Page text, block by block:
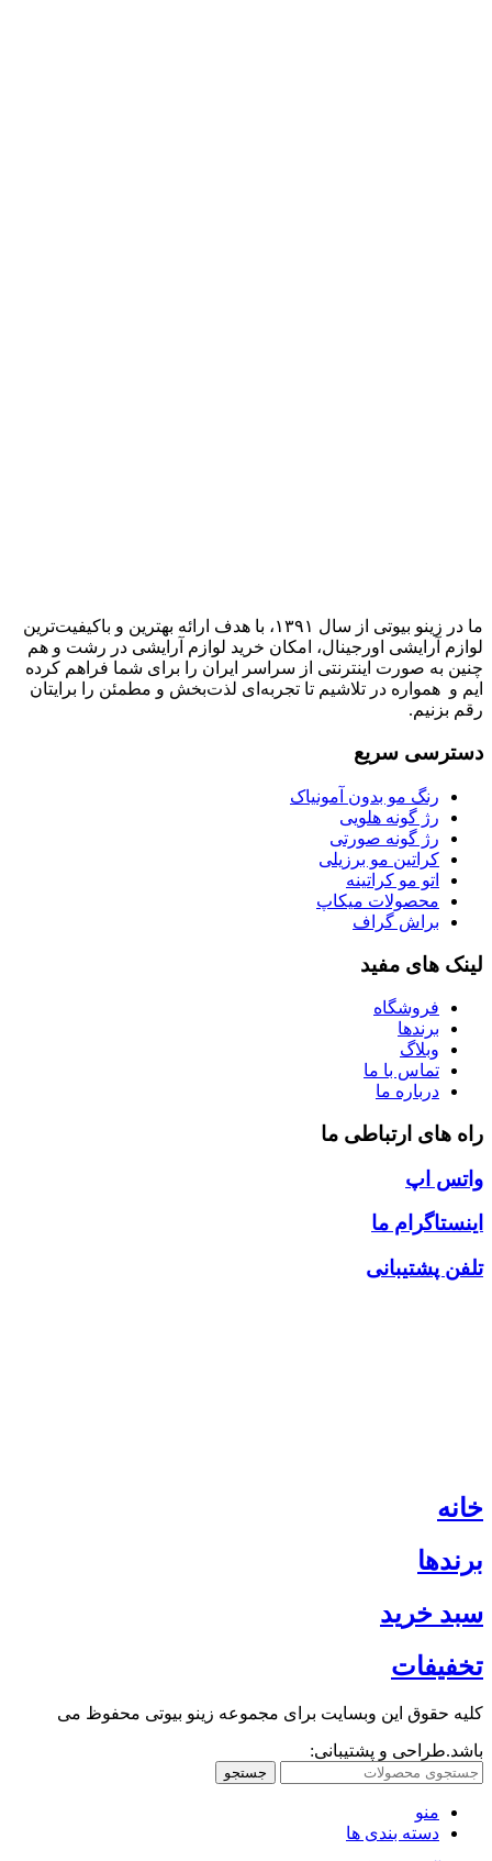
ما در زینو بیوتی از سال ۱۳۹۱، با هدف ارائه بهترین و باکیفیت‌ترین
لوازم آرایشی اورجینال، امکان خرید لوازم آرایشی در رشت و هم
چنین به صورت اینترنتی از سراسر ایران را برای شما فراهم کرده
ایم و همواره در تلاشیم تا تجربه‌ای لذت‌بخش و مطمئن را برایتان
رقم بزنیم.
دسترسی سریع
رنگ مو بدون آمونیاک
رژ گونه هلویی
رژ گونه صورتی
کراتین مو برزیلی
اتو مو کراتینه
محصولات میکاپ
براش گراف
لینک های مفید
فروشگاه
برندها
وبلاگ
تماس با ما
درباره ما
راه های ارتباطی ما
واتس اپ
اینستاگرام ما
تلفن پشتیبانی
خانه
برندها
سبد خرید
تخفیفات
کلیه حقوق این وبسایت برای مجموعه زینو بیوتی محفوظ می
باشد.طراحی و پشتیبانی:
جستجو
منو
دسته بندی ها